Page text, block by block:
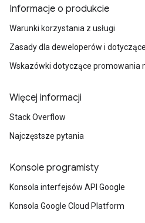
Informacje o produkcie
Warunki korzystania z usługi
Zasady dla deweloperów i
Wskazówki dotyczące promowania
Więcej informacji
Stack Overflow
Najczęstsze pytania
Konsole programisty
Konsola interfejsów API Google
Konsola Google Cloud Platform